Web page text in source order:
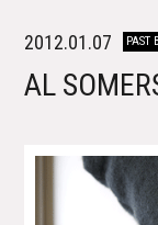
2012.01.07 PAST
AL